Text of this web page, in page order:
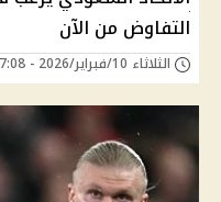
التفاوض من الآن
الثلاثاء 10/فبراير/2026 - 07:08 م